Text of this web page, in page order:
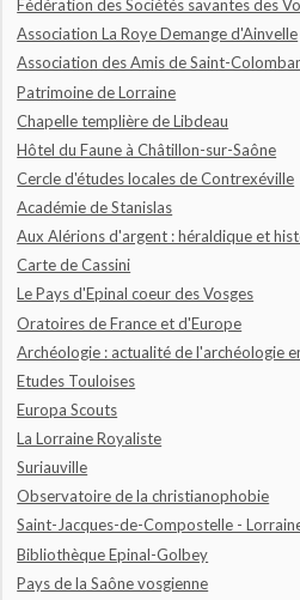
Fédération des Sociétés savantes des
Association La Roye Demange d'Ainvelle
Association des Amis de Saint-
Patrimoine de Lorraine
Chapelle templière de Libdeau
Hôtel du Faune à Châtillon-sur-Saône
Cercle d'études locales de Contrexéville
Académie de Stanislas
Aux Alérions d'argent : héraldique et
Carte de Cassini
Le Pays d'Epinal coeur des Vosges
Oratoires de France et d'Europe
Archéologie : actualité de l'archéologie
Etudes Touloises
Europa Scouts
La Lorraine Royaliste
Suriauville
Observatoire de la christianophobie
Saint-Jacques-de-Compostelle -
Bibliothèque Epinal-Golbey
Pays de la Saône vosgienne